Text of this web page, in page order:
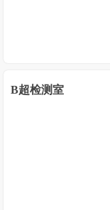
B超检测室